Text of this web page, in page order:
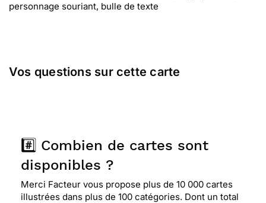
personnage souriant, bulle de texte
Vos questions sur cette carte
#️⃣ Combien de cartes sont
disponibles ?
Merci Facteur vous propose plus de 10 000 cartes
illustrées dans plus de 100 catégories. Dont un total